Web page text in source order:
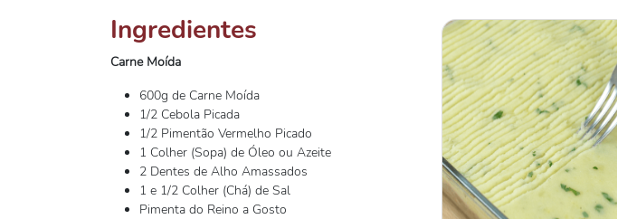
Ingredientes
Carne Moída
600g de Carne Moída
1/2 Cebola Picada
1/2 Pimentão Vermelho Picado
1 Colher (Sopa) de Óleo ou Azeite
2 Dentes de Alho Amassados
1 e 1/2 Colher (Chá) de Sal
Pimenta do Reino a Gosto